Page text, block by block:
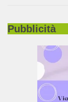
Pubblicità